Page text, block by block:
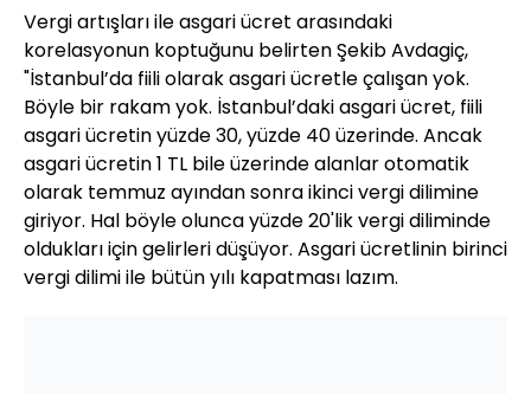
Vergi artışları ile asgari ücret arasındaki
korelasyonun koptuğunu belirten Şekib Avdagiç,
"İstanbul’da fiili olarak asgari ücretle çalışan yok.
Böyle bir rakam yok. İstanbul’daki asgari ücret, fiili
asgari ücretin yüzde 30, yüzde 40 üzerinde. Ancak
asgari ücretin 1 TL bile üzerinde alanlar otomatik
olarak temmuz ayından sonra ikinci vergi dilimine
giriyor. Hal böyle olunca yüzde 20'lik vergi diliminde
oldukları için gelirleri düşüyor. Asgari ücretlinin birinci
vergi dilimi ile bütün yılı kapatması lazım.